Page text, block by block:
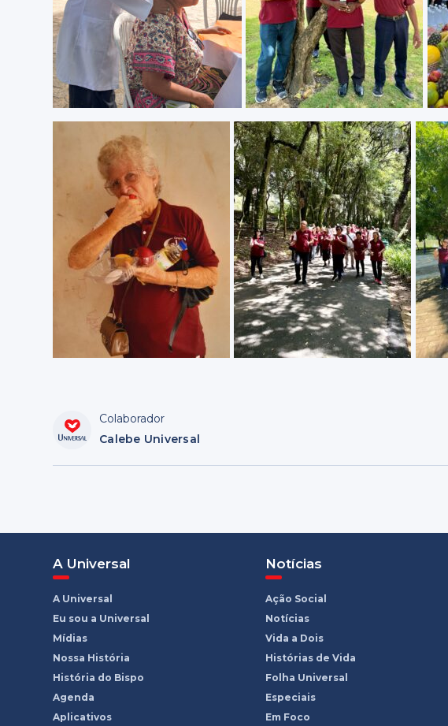
Colaborador
Calebe Universal
A Universal
A Universal
Eu sou a Universal
Mídias
Nossa História
História do Bispo
Agenda
Aplicativos
Notícias
Ação Social
Notícias
Vida a Dois
Histórias de Vida
Folha Universal
Especiais
Em Foco